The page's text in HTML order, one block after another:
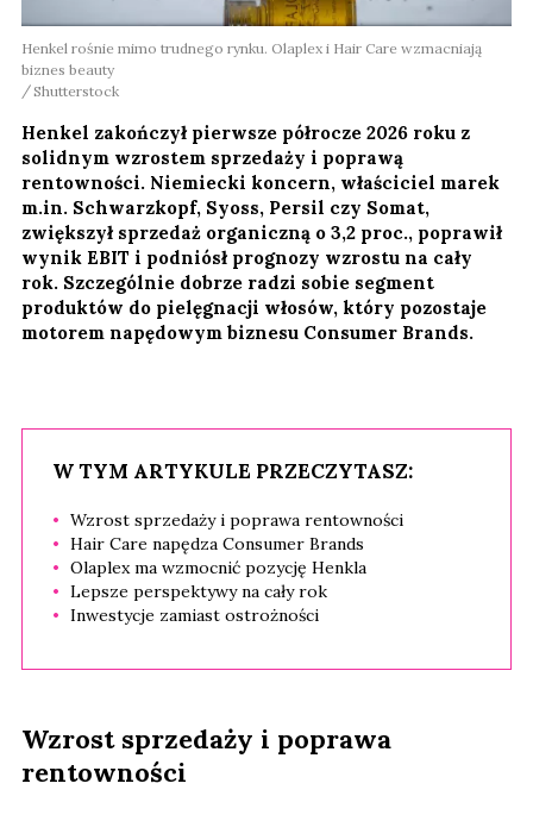
Henkel rośnie mimo trudnego rynku. Olaplex i Hair Care wzmacniają
biznes beauty
Shutterstock
Henkel zakończył pierwsze półrocze 2026 roku z
solidnym wzrostem sprzedaży i poprawą
rentowności. Niemiecki koncern, właściciel marek
m.in. Schwarzkopf, Syoss, Persil czy Somat,
zwiększył sprzedaż organiczną o 3,2 proc., poprawił
wynik EBIT i podniósł prognozy wzrostu na cały
rok. Szczególnie dobrze radzi sobie segment
produktów do pielęgnacji włosów, który pozostaje
motorem napędowym biznesu Consumer Brands.
W TYM ARTYKULE PRZECZYTASZ:
Wzrost sprzedaży i poprawa rentowności
Hair Care napędza Consumer Brands
Olaplex ma wzmocnić pozycję Henkla
Lepsze perspektywy na cały rok
Inwestycje zamiast ostrożności
Wzrost sprzedaży i poprawa
rentowności